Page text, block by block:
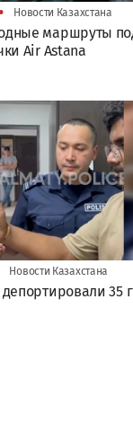
• Новости Казахстана
маршруты
Air Astana
Новости Казахстана
35